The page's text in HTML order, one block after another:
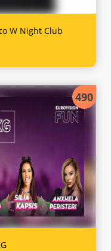
W Night Club
490